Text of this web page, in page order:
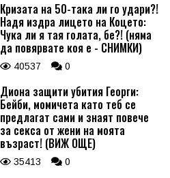
Кризата на 50-така ли го удари?!
Надя издра лицето на Коцето:
Чука ли я тая голата, бе?! (няма
да повярвате коя е - СНИМКИ)
40537 0
Диона защити убития Георги:
Бейби, момичета като теб се
предлагат сами и знаят повече
за секса от жени на моята
възраст! (ВИЖ ОЩЕ)
35413 0